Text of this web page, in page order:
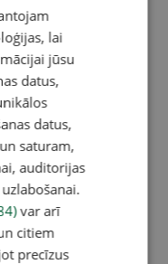
lai
jūsu
datus,
datus,
saturam,
auditorijas
var arī
citiem
precīzus